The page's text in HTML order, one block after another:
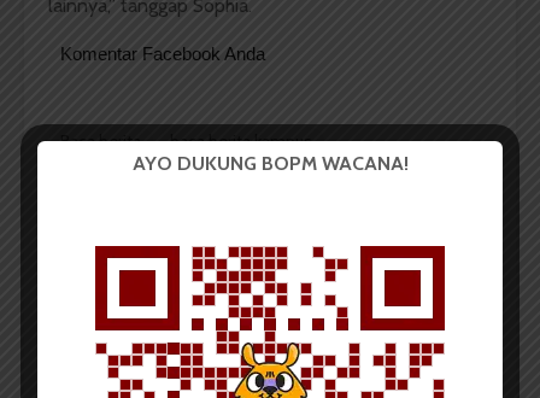
lainnya,” tanggap Sophia.
Komentar Facebook Anda
Baca berita
baca berita kampus
Berita Kampus USU
Clash of Champions
Fasilkom TI
Pertandingan Prestasi Mahasiswa
AYO DUKUNG BOPM WACANA!